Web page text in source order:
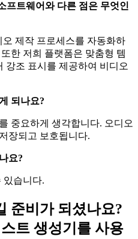
프트웨어와 다른 점은 무엇인
제작 프로세스를 자동화하
한 저희 플랫폼은 맞춤형 템
강조 표시를 제공하여 비디오
되나요?
중요하게 생각합니다. 오디오
장되고 보호됩니다.
요?
있습니다.
준비가 되셨나요?
트 생성기를 사용